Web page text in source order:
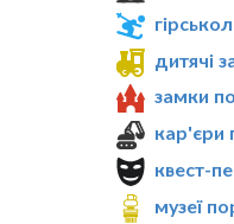
дитячі
замки
кар'єри
квест-
музеї